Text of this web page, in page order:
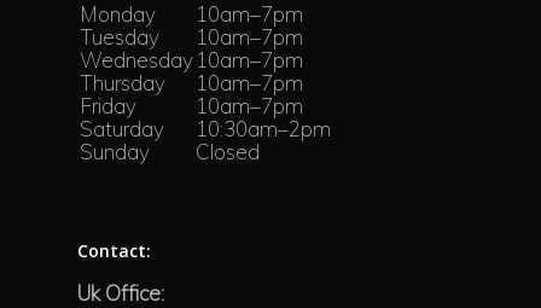
Monday
10am–7pm
Tuesday
10am–7pm
Wednesday10am–7pm
Thursday
10am–7pm
Friday
10am–7pm
Saturday
10:30am–2pm
Sunday
Closed
Contact:
Uk Office: